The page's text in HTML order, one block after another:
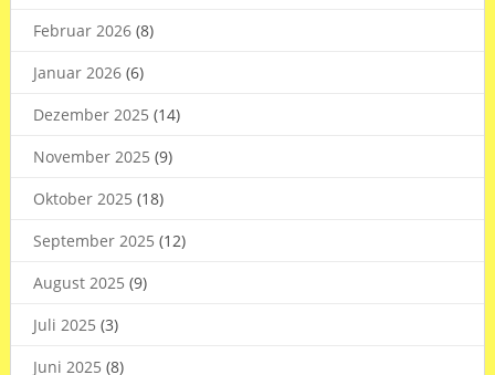
Februar 2026(8)
Januar 2026(6)
Dezember 2025 (14)
November 2025 (9)
Oktober 2025 (18)
September 2025 (12)
August 2025 (9)
Juli 2025 (3)
Juni 2025 (8)